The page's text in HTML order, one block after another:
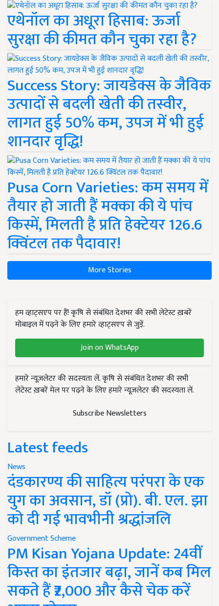
एथेनॉल का अधूरा हिसाब: ऊर्जा
सुरक्षा की कीमत कौन चुका रहा है?
Success Story: जायडेक्स के जैविक
उत्पादों से बदली खेती की तस्वीर,
लागत हुई 50% कम, उपज में भी हुई
शानदार वृद्धि!
Pusa Corn Varieties: कम समय में
तैयार हो जाती हैं मक्का की ये पांच
किस्में, मिलती है प्रति हेक्टेयर 126.6
क्विंटल तक पैदावार!
More Stories
हम व्हाट्सएप पर हैं! कृषि से संबंधित देशभर की सभी लेटेस्ट ख़बरें
मोबाइल में पढ़ने के लिए हमारे व्हाट्सएप से जुड़ें.
Join on WhatsApp
हमारे न्यूज़लेटर की सदस्यता लें. कृषि से संबंधित देशभर की सभी
लेटेस्ट ख़बरें मेल पर पढ़ने के लिए हमारे न्यूज़लेटर की सदस्यता लें.
Subscribe Newsletters
Latest feeds
News
दंडकारण्य की साहित्य परंपरा के एक
युग का अवसान, डॉ (प्रो). बी. एल. झा
को दी गई भावभीनी श्रद्धांजलि
Government Scheme
PM Kisan Yojana Update: 24वीं
किस्त का इंतजार बढ़ा, जानें कब मिल
सकते हैं ₹2,000 और कैसे चेक करें